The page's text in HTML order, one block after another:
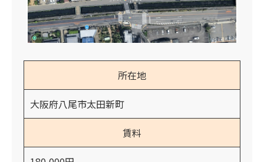
所在地
大阪府八尾市太田新町
賃料